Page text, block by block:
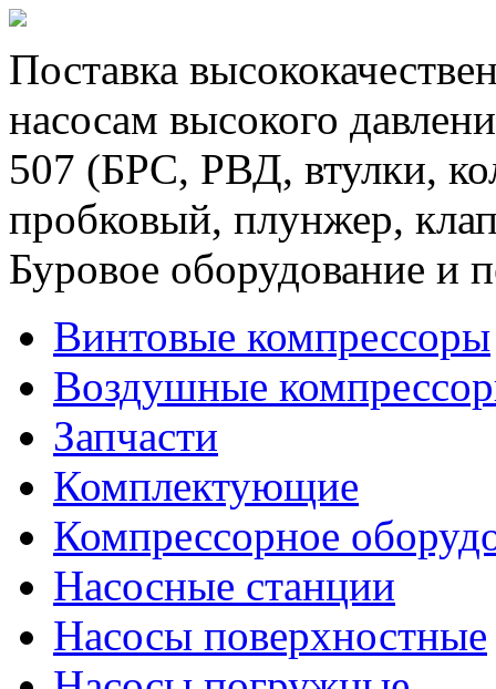
Поставка
насосам высокого
507 (БРС, РВД, втулки,
пробковый, плунжер,
Буровое оборудование и
Винтовые компрессоры
Воздушные
Запчасти
Комплектующие
Компрессорное
Насосные станции
Насосы поверхностные